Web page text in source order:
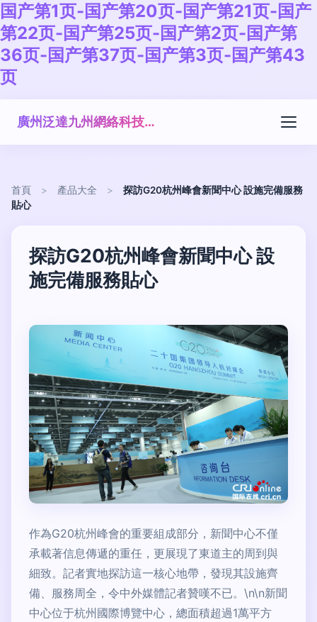
国产第1页-国产第20页-国产第21页-国产
第22页-国产第25页-国产第2页-国产第
36页-国产第37页-国产第3页-国产第43
页
廣州泛達九州網絡科技有限公司
首頁 > 產品大全 >
探訪G20杭州峰會新聞中心 設施完備服務
貼心
探訪G20杭州峰會新聞中心 設
施完備服務貼心
作為G20杭州峰會的重要組成部分，新聞中心不僅
承載著信息傳遞的重任，更展現了東道主的周到與
細致。記者實地探訪這一核心地帶，發現其設施齊
備、服務周全，令中外媒體記者贊嘆不已。\n\n新聞
中心位于杭州國際博覽中心，總面積超過1萬平方